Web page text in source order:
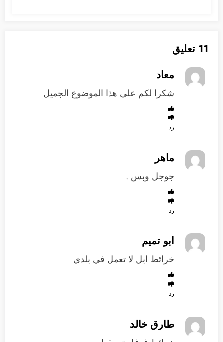
11 تعليق
معاد
شكرا لكم على هذا الموضوع الجميل
رد
ماهر
جوجل وبس .
رد
ابو تميم
خرائط ابل لا تعمل في بلدي
رد
طارق خالد